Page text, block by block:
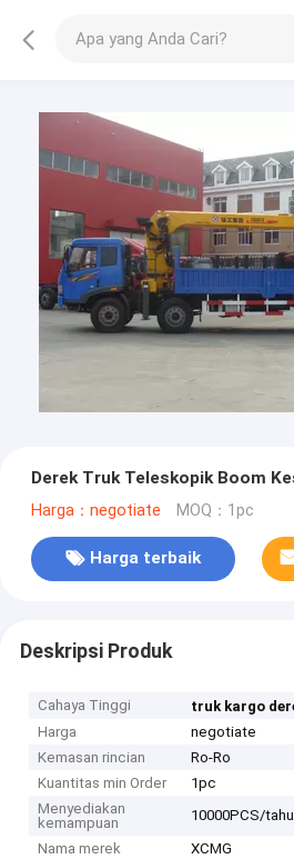
Derek Truk Teleskopik Boom
Harga：negotiate MOQ：1pc
Harga terbaik
Deskripsi Produk
Cahaya Tinggi truk kargo
Harga
negotiate
Kemasan rincian
Ro-Ro
Kuantitas min Order
1pc
Menyediakan
kemampuan
10000PCS/
Nama merek
XCMG